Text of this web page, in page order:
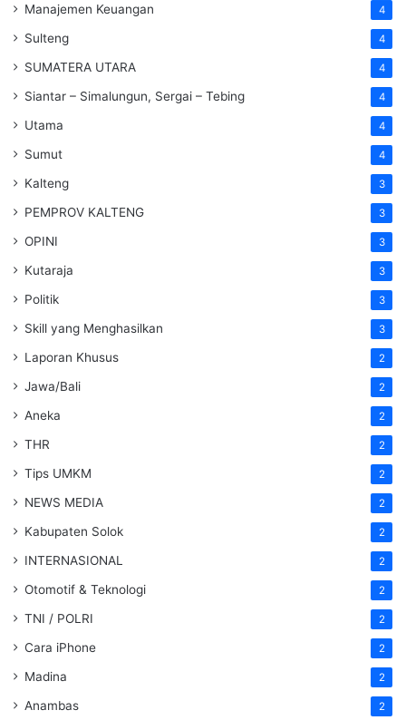
Manajemen Keuangan 4
Sulteng 4
SUMATERA UTARA 4
Siantar – Simalungun, Sergai – Tebing 4
Utama 4
Sumut 4
Kalteng 3
PEMPROV KALTENG 3
OPINI 3
Kutaraja 3
Politik 3
Skill yang Menghasilkan 3
Laporan Khusus 2
Jawa/Bali 2
Aneka 2
THR 2
Tips UMKM 2
NEWS MEDIA 2
Kabupaten Solok 2
INTERNASIONAL 2
Otomotif & Teknologi 2
TNI / POLRI 2
Cara iPhone 2
Madina 2
Anambas 2